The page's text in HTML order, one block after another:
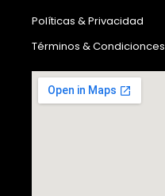
Políticas & Privacidad
Términos & Condicionces